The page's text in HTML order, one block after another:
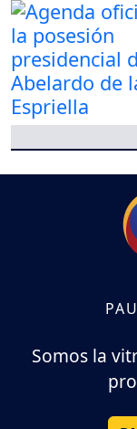
Somos la